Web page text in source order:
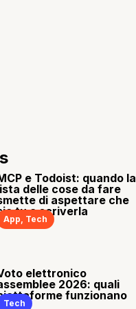
e Todoist: quando la
delle cose da fare
di aspettare che
tu a scriverla
App, Tech
elettronico
2026: quali
funzionano
Tech